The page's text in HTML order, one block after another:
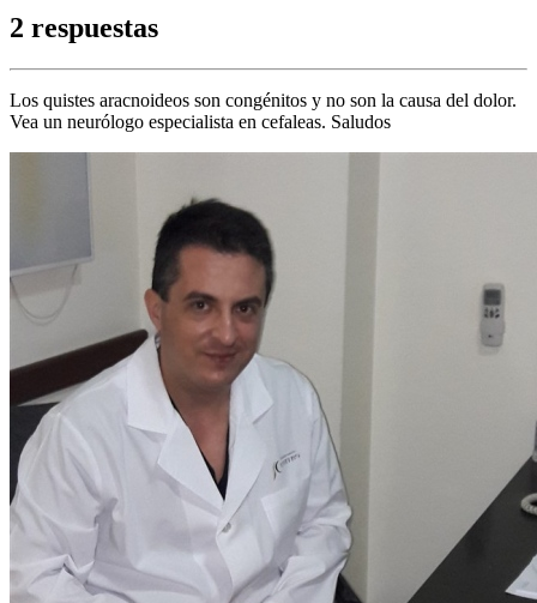
2 respuestas
Los quistes aracnoideos son congénitos y no son la causa del dolor.
Vea un neurólogo especialista en cefaleas. Saludos